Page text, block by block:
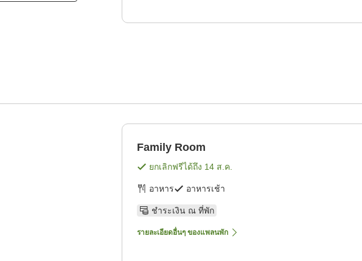
Family Room
ยกเลิกฟรีได้ถึง 14 ส.ค.
อาหาร อาหารเช้า
ชำระเงิน ณ ที่พัก
รายละเอียดอื่นๆ ของแพลนพัก